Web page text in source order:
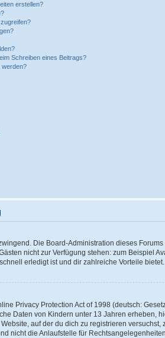
erstellen?
Schreiben eines Beitrags?
werden?
Die Board-Administration dieses
nicht zur Verfügung stehen: zum Beispiel
erledigt ist und dir zahlreiche Vorteile bietet.
Privacy Protection Act of 1998 (deutsch:
Daten von Kindern unter 13 Jahren erheben,
auf der du dich zu registrieren
nicht die Anlaufstelle für